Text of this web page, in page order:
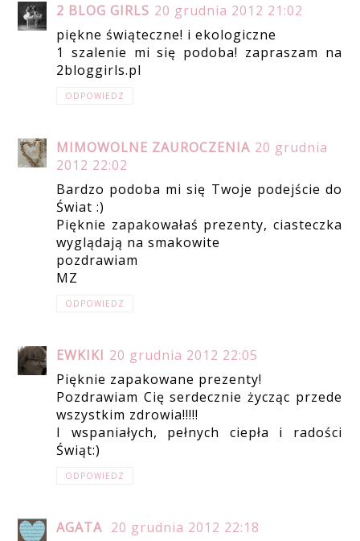
2 BLOG GIRLS 20 grudnia 2012 21:02
piękne świąteczne! i ekologiczne
1 szalenie mi się podoba! zapraszam na
2bloggirls.pl
ODPOWIEDZ
MIMOWOLNE ZAUROCZENIA 20 grudnia
2012 22:02
Bardzo podoba mi się Twoje podejście do
Świat :)
Pięknie zapakowałaś prezenty, ciasteczka
wyglądają na smakowite
pozdrawiam
MZ
ODPOWIEDZ
EWKIKI 20 grudnia 2012 22:05
Pięknie zapakowane prezenty!
Pozdrawiam Cię serdecznie życząc przede
wszystkim zdrowia!!!!!
I wspaniałych, pełnych ciepła i radości
Świąt:)
ODPOWIEDZ
AGATA 20 grudnia 2012 22:18